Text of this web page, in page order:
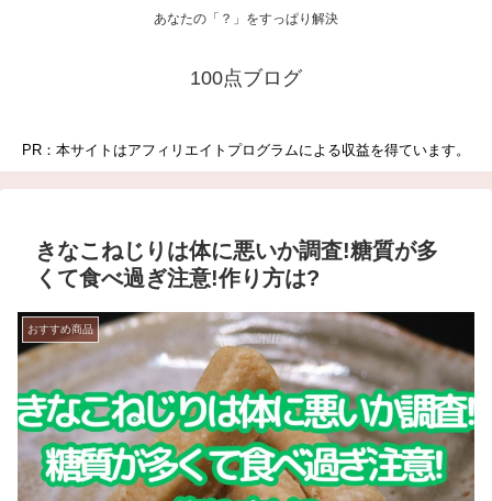
あなたの「？」をすっぱり解決
100点ブログ
PR：本サイトはアフィリエイトプログラムによる収益を得ています。
きなこねじりは体に悪いか調査!糖質が多
くて食べ過ぎ注意!作り方は?
おすすめ商品